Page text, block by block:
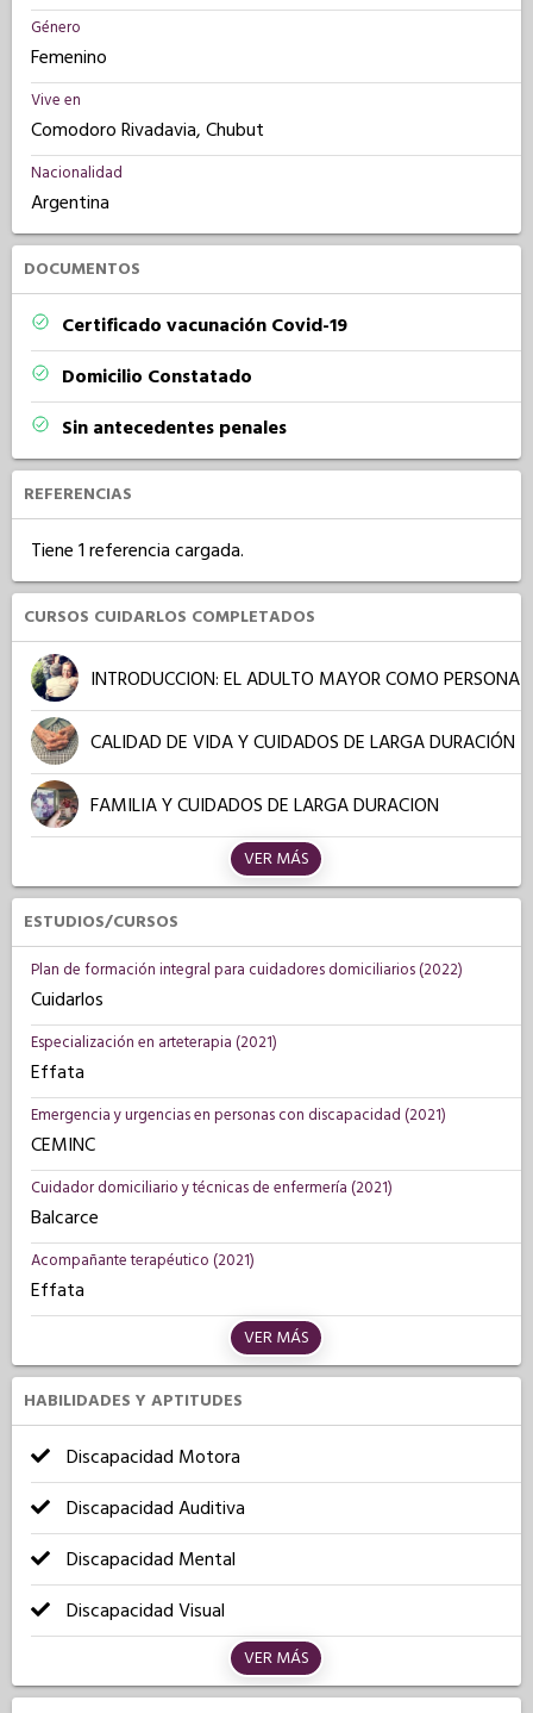
Género
Femenino
Vive en
Comodoro Rivadavia, Chubut
Nacionalidad
Argentina
DOCUMENTOS
Certificado vacunación Covid-19
Domicilio Constatado
Sin antecedentes penales
REFERENCIAS
Tiene 1 referencia cargada.
CURSOS CUIDARLOS COMPLETADOS
INTRODUCCION: EL ADULTO MAYOR COMO PERSONA
CALIDAD DE VIDA Y CUIDADOS DE LARGA DURACIÓN
FAMILIA Y CUIDADOS DE LARGA DURACION
VER MÁS
ESTUDIOS/CURSOS
Plan de formación integral para cuidadores domiciliarios (2022)
Cuidarlos
Especialización en arteterapia (2021)
Effata
Emergencia y urgencias en personas con discapacidad (2021)
CEMINC
Cuidador domiciliario y técnicas de enfermería (2021)
Balcarce
Acompañante terapéutico (2021)
Effata
VER MÁS
HABILIDADES Y APTITUDES
Discapacidad Motora
Discapacidad Auditiva
Discapacidad Mental
Discapacidad Visual
VER MÁS